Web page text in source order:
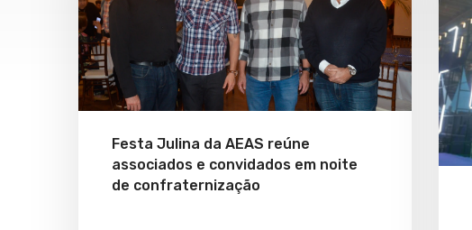
Festa Julina da AEAS reúne
associados e convidados em noite
de confraternização